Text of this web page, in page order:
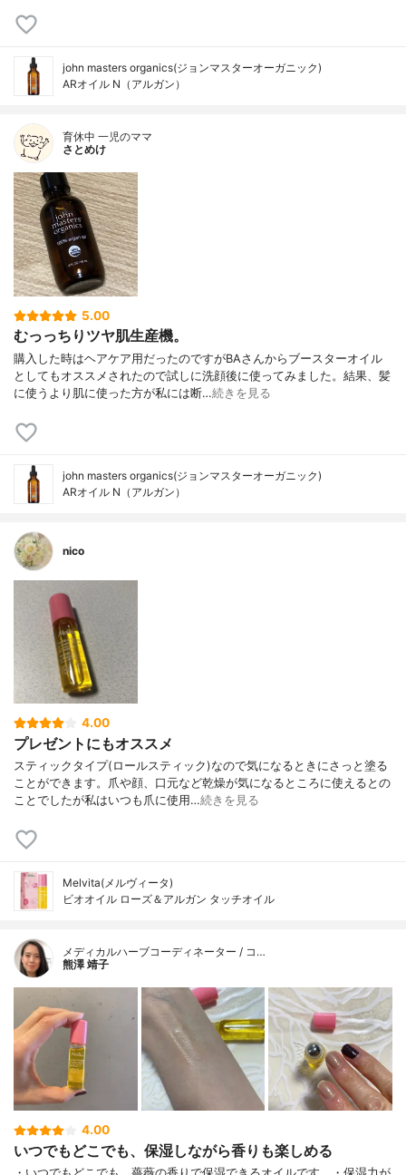
john masters organics(ジョンマスターオーガニック)
ARオイル N（アルガン）
育休中 一児のママ
さとめけ
5.00
むっっちりツヤ肌生産機。
購入した時はヘアケア用だったのですがBAさんからブースターオイル
としてもオススメされたので試しに洗顔後に使ってみました。結果、髪
に使うより肌に使った方が私には断…続きを見る
john masters organics(ジョンマスターオーガニック)
ARオイル N（アルガン）
nico
4.00
プレゼントにもオススメ
スティックタイプ(ロールスティック)なので気になるときにさっと塗る
ことができます。爪や顔、口元など乾燥が気になるところに使えるとの
ことでしたが私はいつも爪に使用…続きを見る
Melvita(メルヴィータ)
ビオオイル ローズ＆アルガン タッチオイル
メディカルハーブコーディネーター / コ…
熊澤 靖子
4.00
いつでもどこでも、保湿しながら香りも楽しめる